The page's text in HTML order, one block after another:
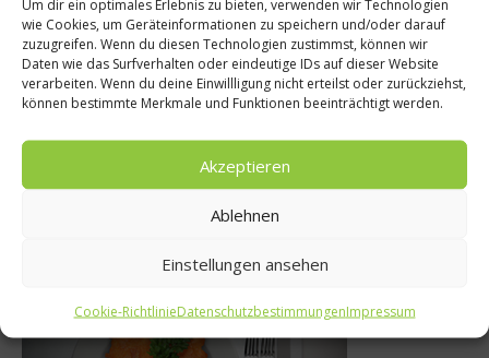
Um dir ein optimales Erlebnis zu bieten, verwenden wir Technologien
wie Cookies, um Geräteinformationen zu speichern und/oder darauf
zuzugreifen. Wenn du diesen Technologien zustimmst, können wir
Daten wie das Surfverhalten oder eindeutige IDs auf dieser Website
verarbeiten. Wenn du deine Einwillligung nicht erteilst oder zurückziehst,
können bestimmte Merkmale und Funktionen beeinträchtigt werden.
Akzeptieren
Ablehnen
Einstellungen ansehen
Cookie-RichtlinieDatenschutzbestimmungenImpressum
ist
17. April